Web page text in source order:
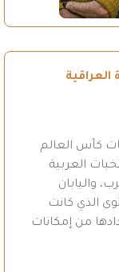
العراقية
كأس العالم
العربية
واليابان
الذي كانت
من إمكانات